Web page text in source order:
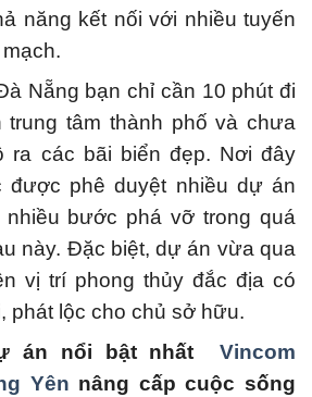
năng kết nối với nhiều tuyến
Nẵng bạn chỉ cần 10 phút đi
tâm thành phố và chưa
ra các bãi biển đẹp. Nơi đây
được phê duyệt nhiều dự án
bước phá vỡ trong quá
này. Đặc biệt, dự án vừa qua
vị trí phong thủy đắc địa có
phát lộc cho chủ sở hữu.
án nổi bật nhấtVincom
Yên nâng cấp cuộc sống